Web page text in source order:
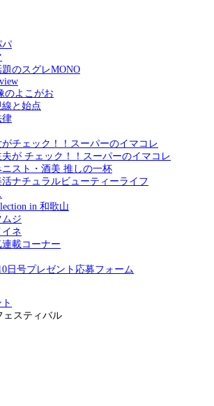
パ
のスグレMONO
のよこがお
と始点
律
がチェック！！スーパーのイマコレ
が チェック！！スーパーのイマコレ
ニスト・酒美 推しの一杯
ナチュラルビューティーライフ
in 和歌山
ジ
ネ
載コーナー
日号プレゼント応募フォーム
ェスティバル